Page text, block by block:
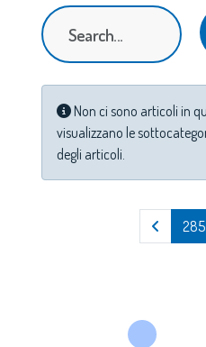
Info
Non ci sono articoli in
visualizzano le
degli articoli.
285